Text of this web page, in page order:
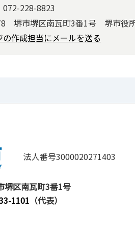
072-228-8823
堺市堺区南瓦町3番1号 堺市役
の作成担当にメールを送る
法人番号3000020271403
堺区南瓦町3番1号
1101 （代表）